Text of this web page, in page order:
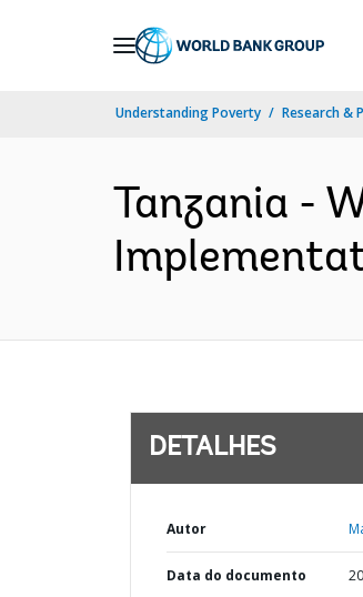
Understanding Poverty Research &
Tanzania -
DETALHES
Autor
Data do documento